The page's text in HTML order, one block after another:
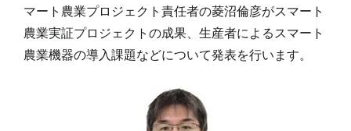
マート農業プロジェクト責任者の菱沼倫彦がスマート
農業実証プロジェクトの成果、生産者によるスマート
農業機器の導入課題などについて発表を行います。